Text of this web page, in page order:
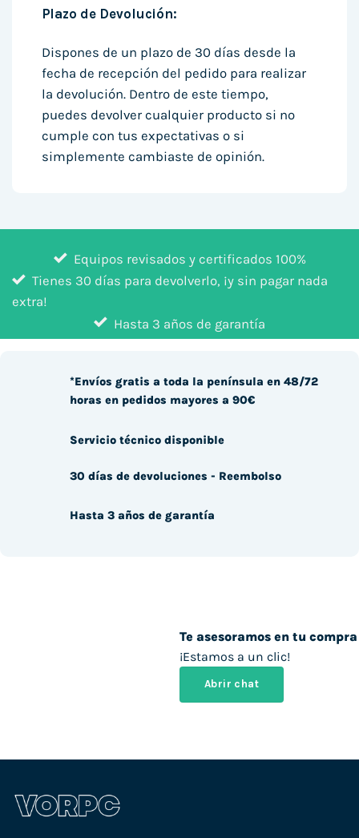
Plazo de Devolución:
Dispones de un plazo de 30 días desde la
fecha de recepción del pedido para realizar
la devolución. Dentro de este tiempo,
puedes devolver cualquier producto si no
cumple con tus expectativas o si
simplemente cambiaste de opinión.
Equipos revisados y certificados 100%
Tienes 30 días para devolverlo, ¡y sin pagar nada
extra!
Hasta 3 años de garantía
Te asesoramos en tu compra
¡Estamos a un clic!
Abrir chat
*Envíos gratis a toda la península en 48/72
horas en pedidos mayores a 90€
Servicio técnico disponible
30 días de devoluciones - Reembolso
Hasta 3 años de garantía